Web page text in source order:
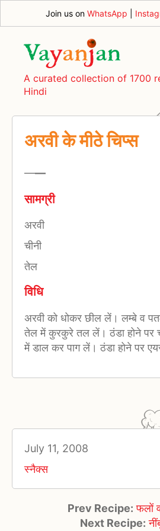
Join us on WhatsApp
A curated collection of 1700
Hindi
अरवी के मीठे चिप्स
——
सामग्री
अरवी
चीनी
तेल
विधि
अरवी को धोकर छील लें। लम्बे व
तेल में कुरकुरे तल लें। ठंडा होने पर
में डाल कर पाग लें। ठंडा होने पर
July 11, 2008
स्नैक्स
Prev Recipe: फलों
Next Recipe: